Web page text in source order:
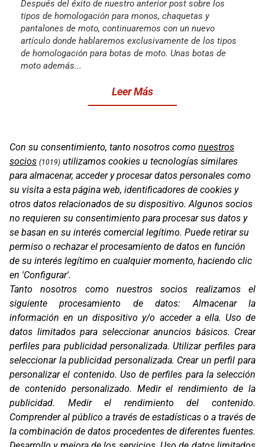
Después del éxito de nuestro anterior post sobre los
tipos de homologación para monos, chaquetas y
pantalones de moto, continuaremos con un nuevo
artículo donde hablaremos exclusivamente de los tipos
de homologación para botas de moto. Unas botas de
moto además...
Leer Más
Gavà (Barcelona)
Contacto
T. (+34) 93 638 38 60
Email:corver@corver.es
Marcas
Productos
Compañía
Blog
Contacto
FAQ
Con su consentimiento, tanto nosotros como nuestros
socios (1019) utilizamos cookies u tecnologías similares
para almacenar, acceder y procesar datos personales como
su visita a esta página web, identificadores de cookies y
otros datos relacionados de su dispositivo. Algunos socios
no requieren su consentimiento para procesar sus datos y
se basan en su interés comercial legítimo. Puede retirar su
permiso o rechazar el procesamiento de datos en función
de su interés legítimo en cualquier momento, haciendo clic
en 'Configurar'.
Tanto nosotros como nuestros socios realizamos el
siguiente procesamiento de datos:Almacenar la
información en un dispositivo y/o acceder a ella. Uso de
datos limitados para seleccionar anuncios básicos. Crear
perfiles para publicidad personalizada.Utilizar perfiles para
seleccionar la publicidad personalizada. Crear un perfil para
personalizar el contenido. Uso de perfiles para la selección
de contenido personalizado. Medir el rendimiento de la
publicidad. Medir el rendimiento del contenido.
Comprender al público a través de estadísticas o a través de
la combinación de datos procedentes de diferentes fuentes.